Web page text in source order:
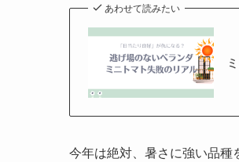
あわせて読みたい
今年は絶対、暑さに強い品